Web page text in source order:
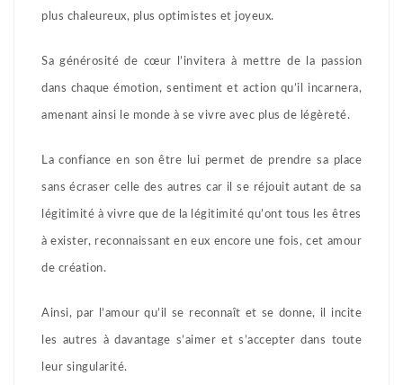
plus chaleureux, plus optimistes et joyeux.
Sa générosité de cœur l’invitera à mettre de la passion
dans chaque émotion, sentiment et action qu’il incarnera,
amenant ainsi le monde à se vivre avec plus de légèreté.
La confiance en son être lui permet de prendre sa place
sans écraser celle des autres car il se réjouit autant de sa
légitimité à vivre que de la légitimité qu’ont tous les êtres
à exister, reconnaissant en eux encore une fois, cet amour
de création.
Ainsi, par l’amour qu’il se reconnaît et se donne, il incite
les autres à davantage s’aimer et s’accepter dans toute
leur singularité.